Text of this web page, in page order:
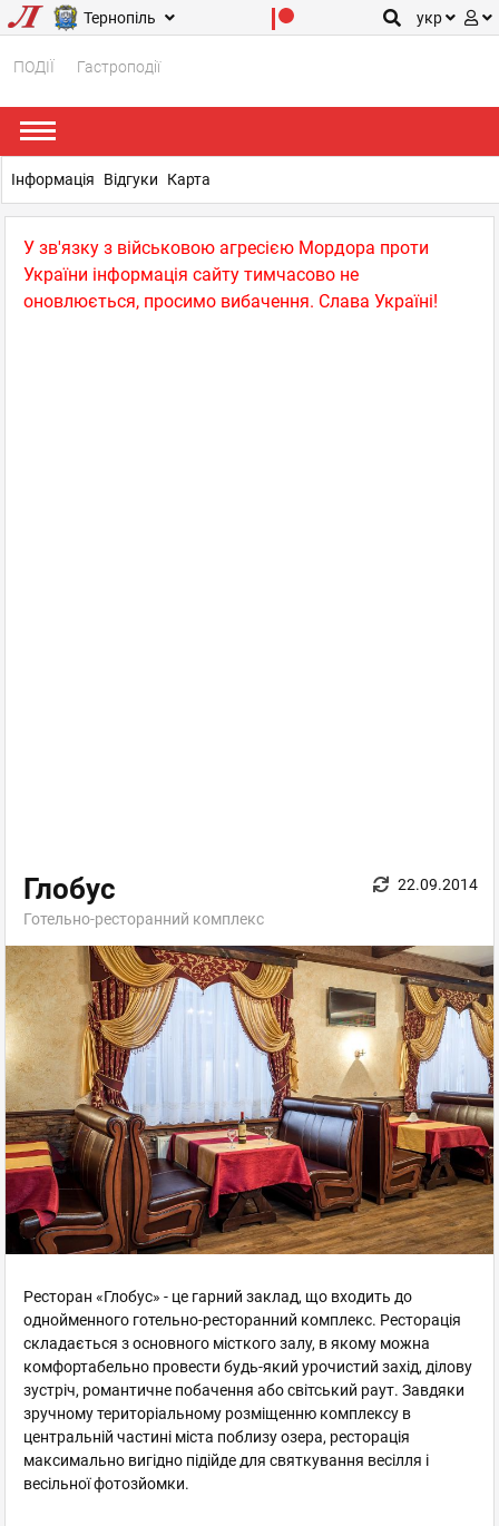
Тернопіль укр
ПОДІЇ Гастроподії
У зв'язку з військовою агресією Мордора проти
України інформація сайту тимчасово не
оновлюється, просимо вибачення. Слава Україні!
Глобус
Готельно-ресторанний комплекс
22.09.2014
Ресторан «Глобус» - це гарний заклад, що входить до
однойменного готельно-ресторанний комплекс. Ресторація
складається з основного місткого залу, в якому можна
комфортабельно провести будь-який урочистий захід, ділову
зустріч, романтичне побачення або світський раут. Завдяки
зручному територіальному розміщенню комплексу в
центральній частині міста поблизу озера, ресторація
максимально вигідно підійде для святкування весілля і
весільної фотозйомки.
Інформація Відгуки Карта